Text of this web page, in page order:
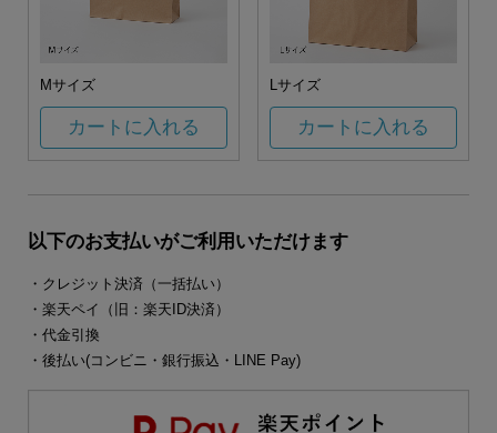
Mサイズ
カートに入れる
Lサイズ
カートに入れる
以下のお支払いがご利用いただけます
・クレジット決済（一括払い）
・楽天ペイ（旧：楽天ID決済）
・代金引換
・後払い(コンビニ・銀行振込・LINE Pay)